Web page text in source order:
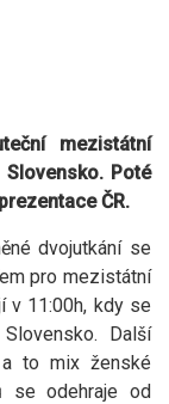
mezistátní
Poté
ČR.
dvojutkání se
pro mezistátní
v 11:00h, kdy se
Další
to mix ženské
se odehraje od